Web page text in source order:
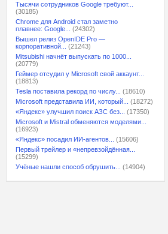
Тысячи сотрудников Google требуют...
(30185)
Chrome для Android стал заметно
плавнее: Google...
(24302)
Вышел релиз OpenIDE Pro —
корпоративной...
(21243)
Mitsubishi начнёт выпускать по 1000...
(20779)
Геймер отсудил у Microsoft свой аккаунт...
(18813)
Tesla поставила рекорд по числу...
(18610)
Microsoft представила ИИ, который...
(18272)
«Яндекс» улучшил поиск АЗС без...
(17350)
Microsoft и Mistral обменяются моделями...
(16923)
«Яндекс» посадил ИИ-агентов...
(15606)
Первый трейлер и «непревзойдённая...
(15299)
Учёные нашли способ обрушить...
(14904)